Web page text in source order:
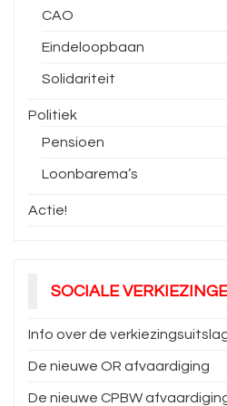
CAO
Eindeloopbaan
Solidariteit
Politiek
Pensioen
Loonbarema’s
Actie!
SOCIALE
Info over de
De nieuwe OR afvaardiging
De nieuwe CPBW